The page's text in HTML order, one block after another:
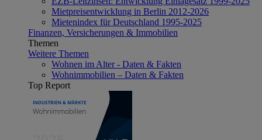
Mietpreisentwicklung in Berlin 2012-2026
Mietenindex für Deutschland 1995-2025
Finanzen, Versicherungen & Immobilien
Themen
Weitere Themen
Wohnen im Alter - Daten & Fakten
Wohnimmobilien – Daten & Fakten
Top Report